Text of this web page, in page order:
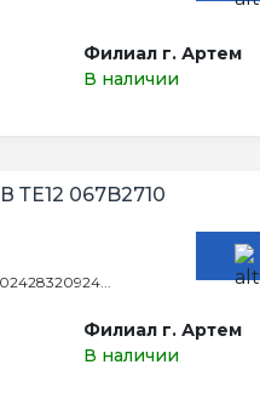
Филиал г. Артем
В наличии
ТЕ12 067B2710
Филиал г. Артем
В наличии